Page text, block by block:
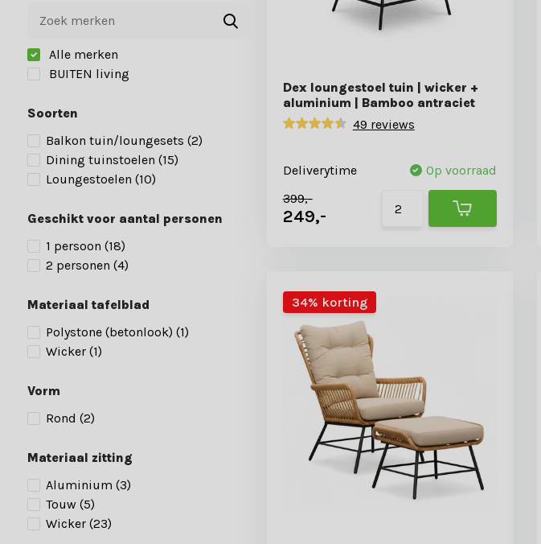
Alle merken
BUITEN living
Soorten
Balkon tuin/loungesets (2)
Dining tuinstoelen (15)
Loungestoelen (10)
Geschikt voor aantal personen
1 persoon (18)
2 personen (4)
Materiaal tafelblad
Polystone (betonlook) (1)
Wicker (1)
Vorm
Rond (2)
Materiaal zitting
Aluminium (3)
Touw (5)
Wicker (23)
Dex loungestoel tuin | wicker +
aluminium | Bamboo antraciet
49 reviews
Deliverytime
Op voorraad
399,-
249,-
34% korting